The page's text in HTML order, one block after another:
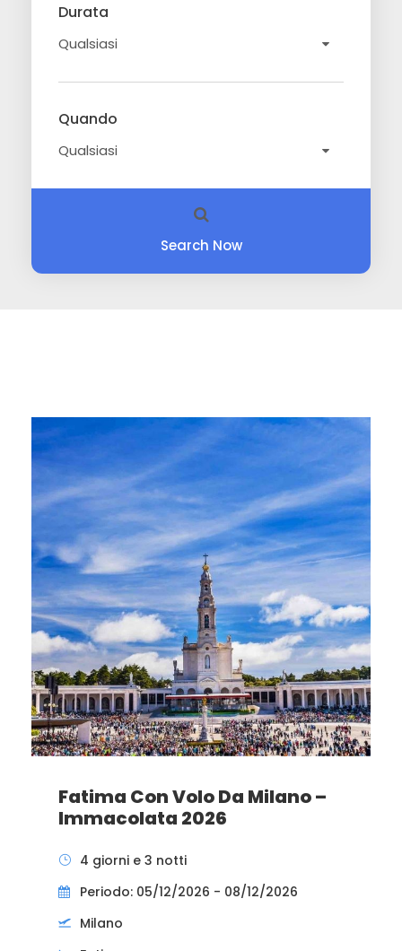
Durata
Quando
Search Now
Fatima Con Volo Da Milano –
Immacolata 2026
4 giorni e 3 notti
Periodo: 05/12/2026 - 08/12/2026
Milano